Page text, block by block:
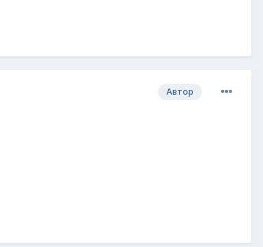
Автор